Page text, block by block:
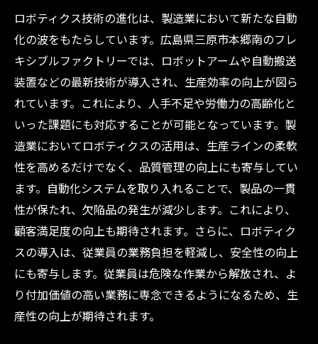
ロボティクス技術の進化は、製造業において新たな自動
化の波をもたらしています。広島県三原市本郷南のフレ
キシブルファクトリーでは、ロボットアームや自動搬送
装置などの最新技術が導入され、生産効率の向上が図ら
れています。これにより、人手不足や労働力の高齢化と
いった課題にも対応することが可能となっています。製
造業においてロボティクスの活用は、生産ラインの柔軟
性を高めるだけでなく、品質管理の向上にも寄与してい
ます。自動化システムを取り入れることで、製品の一貫
性が保たれ、欠陥品の発生が減少します。これにより、
顧客満足度の向上も期待されます。さらに、ロボティク
スの導入は、従業員の業務負担を軽減し、安全性の向上
にも寄与します。従業員は危険な作業から解放され、よ
り付加価値の高い業務に専念できるようになるため、生
産性の向上が期待されます。